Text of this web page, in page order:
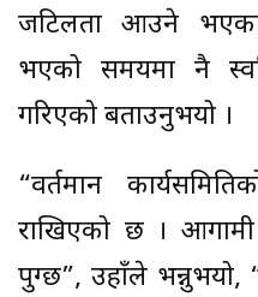
जटिलता आउने
भएको समयमा नै
गरिएको बताउनुभयो ।
“वर्तमान
राखिएको छ ।
पुग्छ”, उहाँले